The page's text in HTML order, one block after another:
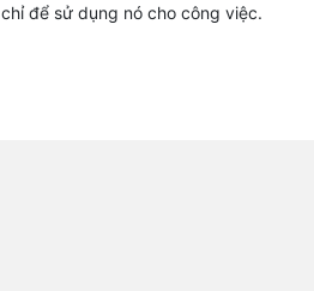
chỉ để sử dụng nó cho công việc.